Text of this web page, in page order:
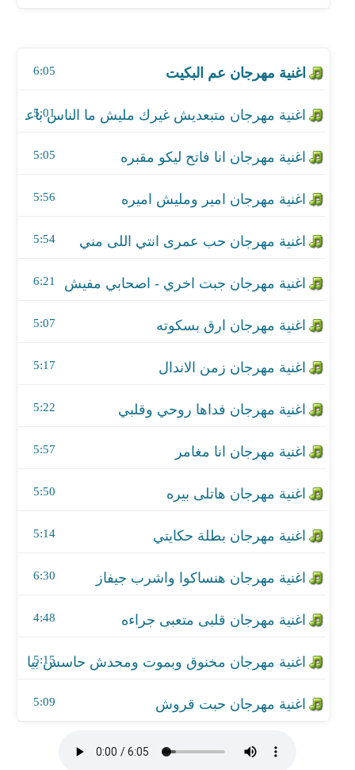
6:05
5:01
5:05
5:56
5:54
اغنية مهرجان جبت اخري - اصحابي مفيش
6:21
اغنية مهرجان ارق بسكوته
5:07
اغنية مهرجان زمن الاندال
5:17
اغنية مهرجان فداها روحي وقلبي
5:22
5:57
5:50
اغنية مهرجان بطلة حكايتي
5:14
اغنية مهرجان هنساكوا واشرب جيفاز
6:30
اغنية مهرجان قلبى متعبى جراءه
4:48
اغنية مهرجان مخنوق وبموت ومحدش حاسس بيا -
5:15
5:09